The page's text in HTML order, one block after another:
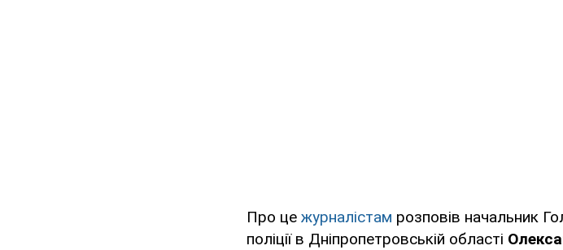
Про це журналістам розповів начальник
поліції в Дніпропетровській області